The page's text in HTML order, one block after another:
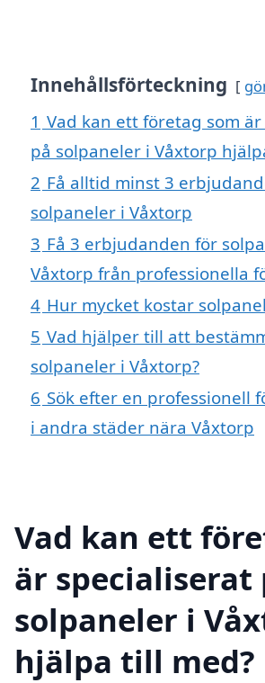
Innehållsförteckning
1 Vad kan ett företag som
på solpaneler i Våxtorp
2 Få alltid minst 3
solpaneler i Våxtorp
3 Få 3 erbjudanden för
Våxtorp från professionella
4 Hur mycket kostar
5 Vad hjälper till att
solpaneler i Våxtorp?
6 Sök efter en professionell
i andra städer nära Våxtorp
Vad kan ett
är specialiserat
solpaneler i
hjälpa till med?